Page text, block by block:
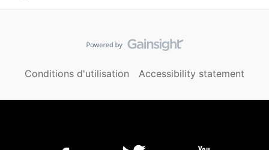
Conditions d'utilisation Accessibility statement